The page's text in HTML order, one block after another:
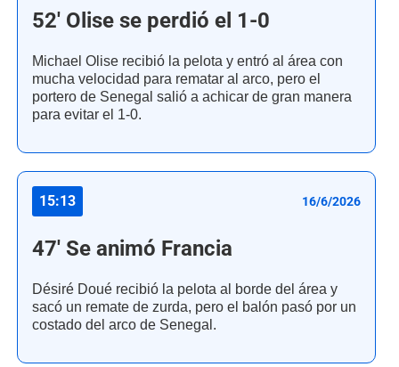
52' Olise se perdió el 1-0
Michael Olise recibió la pelota y entró al área con
mucha velocidad para rematar al arco, pero el
portero de Senegal salió a achicar de gran manera
para evitar el 1-0.
15:13 16/6/2026
47' Se animó Francia
Désiré Doué recibió la pelota al borde del área y
sacó un remate de zurda, pero el balón pasó por un
costado del arco de Senegal.